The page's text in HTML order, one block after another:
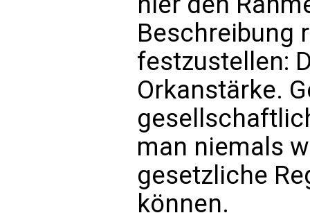
Beschreibung
festzustellen:
Orkanstärke.
man niemals
gesetzliche
können.